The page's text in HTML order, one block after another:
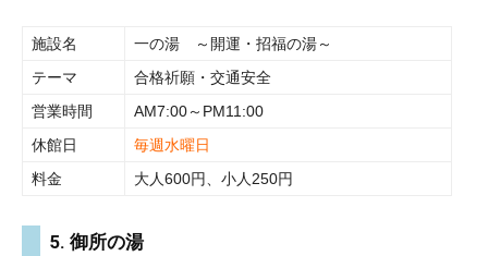
施設名
一の湯 ～開運・招福の湯～
テーマ
合格祈願・交通安全
営業時間
AM7:00～PM11:00
休館日
毎週水曜日
料金
大人600円、小人250円
5. 御所の湯